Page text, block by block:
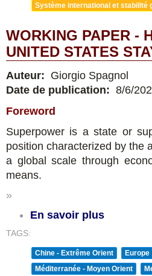
Système international et stabilité
WORKING PAPER -
UNITED STATES
Auteur: Giorgio Spagnol
Date de publication: 8/6/
Foreword
Superpower is a state or
position characterized by the
a global scale through
means.
»
En savoir plus
TAGS:
Chine - Extrême Orient
Europe
Méditerranée - Moyen Orient